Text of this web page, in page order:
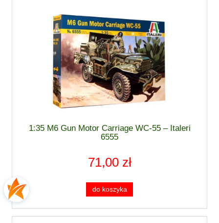
1:35 M6 Gun Motor Carriage WC-55 – Italeri
6555
71,00 zł
do koszyka